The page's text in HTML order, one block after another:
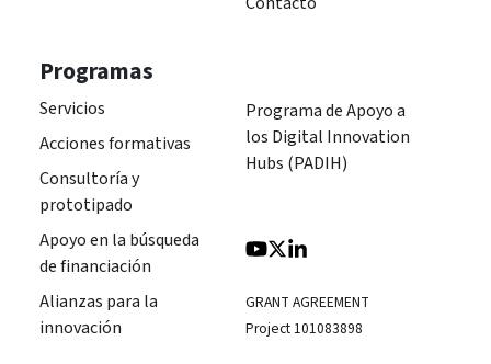
Programas
Servicios
Acciones formativas
Consultoría y
prototipado
Apoyo en la búsqueda
de financiación
Alianzas para la
innovación
Programa de Apoyo a
los Digital Innovation
Hubs (PADIH)
GRANT AGREEMENT
Project 101083898